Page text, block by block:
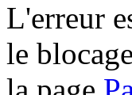
L'erreur
le